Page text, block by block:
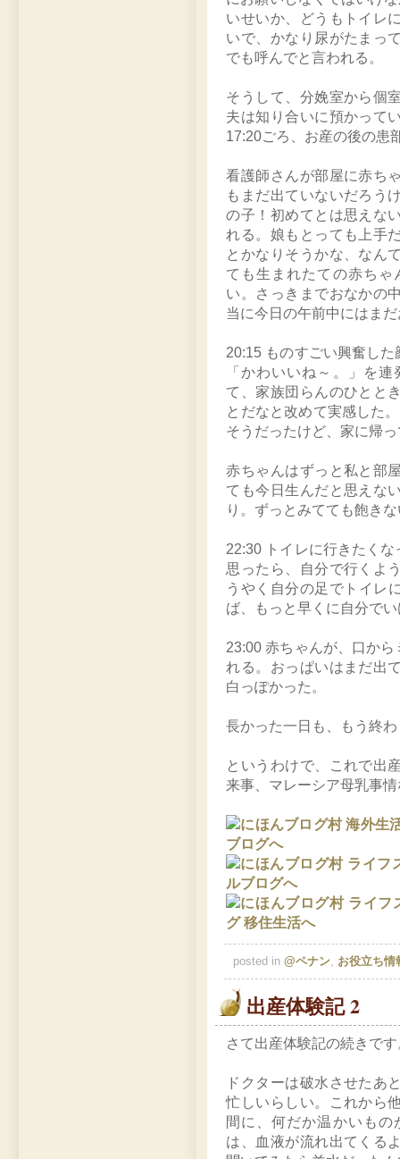
いせいか、どうもトイレ
いで、かなり尿がたまっ
でも呼んでと言われる。
そうして、分娩室から個
夫は知り合いに預かって
17:20ごろ、お産の後の患
看護師さんが部屋に赤ち
もまだ出ていないだろう
の子！初めてとは思えな
れる。娘もとっても上手
とかなりそうかな、なん
ても生まれたての赤ちゃ
い。さっきまでおなかの
当に今日の午前中にはま
20:15 ものすごい興奮し
「かわいいね～。」を
て、家族団らんのひとと
とだなと改めて実感した
そうだったけど、家に帰
赤ちゃんはずっと私と部
ても今日生んだと思えな
り。ずっとみてても飽き
22:30 トイレに行きたく
思ったら、自分で行くよ
うやく自分の足でトイレ
ば、もっと早くに自分で
23:00 赤ちゃんが、口か
れる。おっぱいはまだ出
白っぽかった。
長かった一日も、もう終
というわけで、これで出
来事、マレーシア母乳事
posted in @ペナン, お役立ち情
出産体験記 2
さて出産体験記の続きで
ドクターは破水させたあ
忙しいらしい。これから
間に、何だか温かいも
は、血液が流れ出てくる